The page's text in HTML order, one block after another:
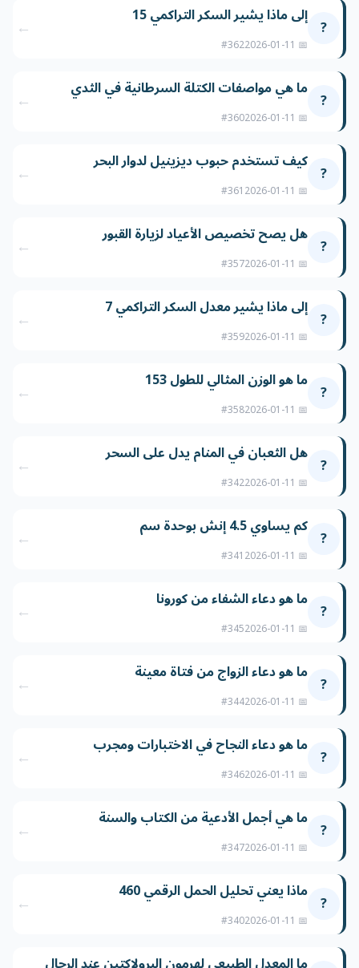
? إلى ماذا يشير السكر التراكمي 15
📅 2026-01-11
#362
←
? ما هي مواصفات الكتلة السرطانية في الثدي
📅 2026-01-11
#360
←
? كيف تستخدم حبوب ديزينيل لدوار البحر
📅 2026-01-11
#361
←
? هل يصح تخصيص الأعياد لزيارة القبور
📅 2026-01-11
#357
←
? إلى ماذا يشير معدل السكر التراكمي 7
📅 2026-01-11
#359
←
? ما هو الوزن المثالي للطول 153
📅 2026-01-11
#358
←
? هل الثعبان في المنام يدل على السحر
📅 2026-01-11
#342
←
? كم يساوي 4.5 إنش بوحدة سم
📅 2026-01-11
#341
←
? ما هو دعاء الشفاء من كورونا
📅 2026-01-11
#345
←
? ما هو دعاء الزواج من فتاة معينة
📅 2026-01-11
#344
←
? ما هو دعاء النجاح في الاختبارات ومجرب
📅 2026-01-11
#346
←
? ما هي أجمل الأدعية من الكتاب والسنة
📅 2026-01-11
#347
←
? ماذا يعني تحليل الحمل الرقمي 460
📅 2026-01-11
#340
←